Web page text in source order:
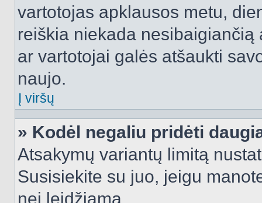
vartotojas apklausos metu,
reiškia niekada
ar vartotojai galės atšaukti
naujo.
Į viršų
» Kodėl negaliu pridėti
Atsakymų variantų limitą
Susisiekite su juo, jeigu
nei leidžiama.